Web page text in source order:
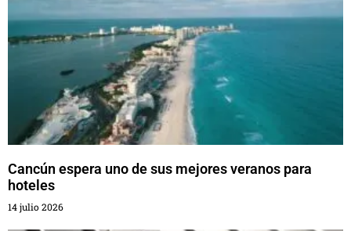
Cancún espera uno de sus mejores veranos para
hoteles
14 julio 2026